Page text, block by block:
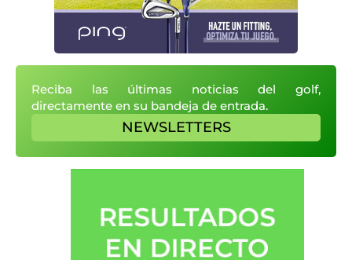
Reciba las últimas noticias del golf,
directamente en su bandeja de entrada.
NEWSLETTERS